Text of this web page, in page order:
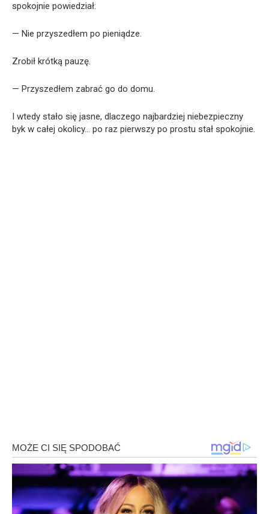
spokojnie powiedział:
— Nie przyszedłem po pieniądze.
Zrobił krótką pauzę.
— Przyszedłem zabrać go do domu.
I wtedy stało się jasne, dlaczego najbardziej niebezpieczny
byk w całej okolicy… po raz pierwszy po prostu stał spokojnie.